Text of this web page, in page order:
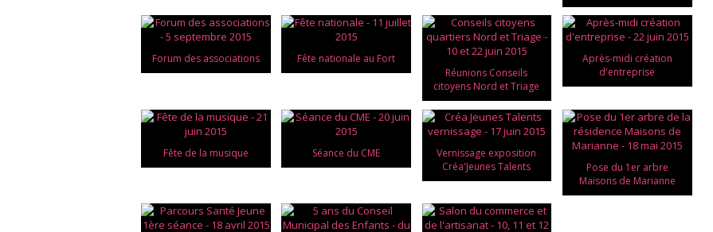
Forum des associations
Fête nationale au Fort
Réunions Conseils
citoyens Nord et Triage
Après-midi création
d'entreprise
Fête de la musique Séance du CME
Vernissage exposition
Créa'Jeunes Talents
Pose du 1er arbre
Maisons de Marianne